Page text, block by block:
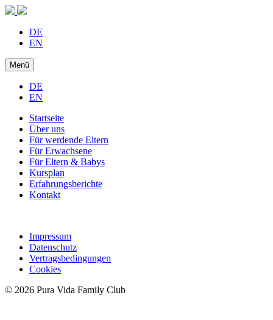
DE
EN
Menü
DE
EN
Startseite
Über uns
Für werdende Eltern
Für Erwachsene
Für Eltern & Babys
Kursplan
Erfahrungsberichte
Kontakt
Impressum
Datenschutz
Vertragsbedingungen
Cookies
© 2026 Pura Vida Family Club